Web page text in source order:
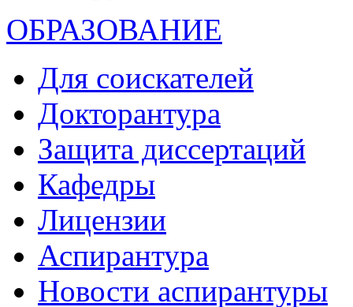
ОБРАЗОВАНИЕ
Для соискателей
Докторантура
Защита диссертаций
Кафедры
Лицензии
Аспирантура
Новости аспирантуры